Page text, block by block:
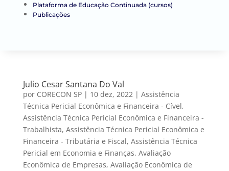
Plataforma de Educação Continuada (cursos)
Publicações
Julio Cesar Santana Do Val
por CORECON SP| 10 dez, 2022| Assistência
Técnica Pericial Econômica e Financeira - Cível,
Assistência Técnica Pericial Econômica e Financeira -
Trabalhista, Assistência Técnica Pericial Econômica e
Financeira - Tributária e Fiscal, Assistência Técnica
Pericial em Economia e Finanças, Avaliação
Econômica de Empresas, Avaliação Econômica de